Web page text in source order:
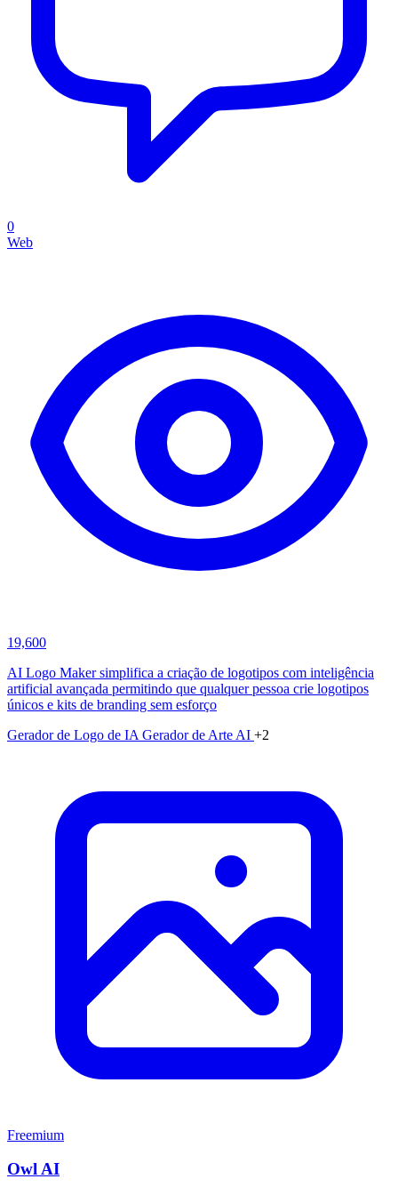
0
Web
19,600
AI Logo Maker simplifica a criação de logotipos com inteligência
artificial avançada permitindo que qualquer pessoa crie logotipos
únicos e kits de branding sem esforço
Gerador de Logo de IA Gerador de Arte AI +2
Freemium
Owl AI